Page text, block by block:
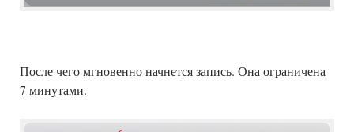
После чего мгновенно начнется запись. Она ограничена
7 минутами.